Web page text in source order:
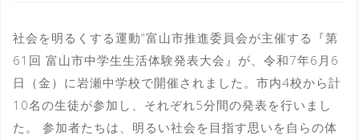
社会を明るくする運動”富山市推進委員会が主催する『第
61回 富山市中学生生活体験発表大会』が、令和7年6月6
日（金）に岩瀬中学校で開催されました。市内4校から計
10名の生徒が参加し、それぞれ5分間の発表を行いまし
た。 参加者たちは、明るい社会を目指す思いを自らの体